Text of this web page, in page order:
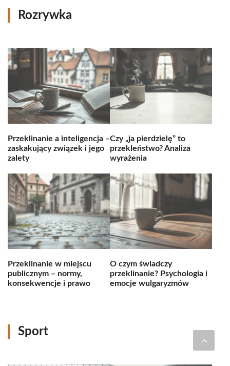
Rozrywka
Przeklinanie a inteligencja –
zaskakujący związek i jego
zalety
Czy „ja pierdzielę” to
przekleństwo? Analiza
wyrażenia
Przeklinanie w miejscu
publicznym – normy,
konsekwencje i prawo
O czym świadczy
przeklinanie? Psychologia i
emocje wulgaryzmów
Sport